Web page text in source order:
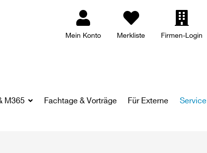
Mein Konto Merkliste Firmen-Login
M365 Fachtage & Vorträge Für Externe Service